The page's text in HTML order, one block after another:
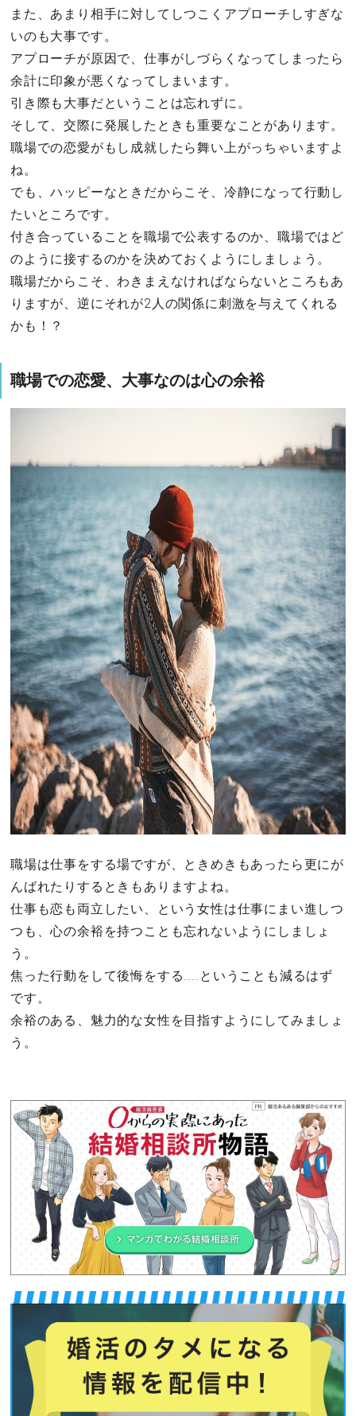
また、あまり相手に対してしつこくアプローチしすぎな
いのも大事です。
アプローチが原因で、仕事がしづらくなってしまったら
余計に印象が悪くなってしまいます。
引き際も大事だということは忘れずに。
そして、交際に発展したときも重要なことがあります。
職場での恋愛がもし成就したら舞い上がっちゃいますよ
ね。
でも、ハッピーなときだからこそ、冷静になって行動し
たいところです。
付き合っていることを職場で公表するのか、職場ではど
のように接するのかを決めておくようにしましょう。
職場だからこそ、わきまえなければならないところもあ
りますが、逆にそれが2人の関係に刺激を与えてくれる
かも！？
職場での恋愛、大事なのは心の余裕
職場は仕事をする場ですが、ときめきもあったら更にが
んばれたりするときもありますよね。
仕事も恋も両立したい、という女性は仕事にまい進しつ
つも、心の余裕を持つことも忘れないようにしましょ
う。
焦った行動をして後悔をする……ということも減るはず
です。
余裕のある、魅力的な女性を目指すようにしてみましょ
う。